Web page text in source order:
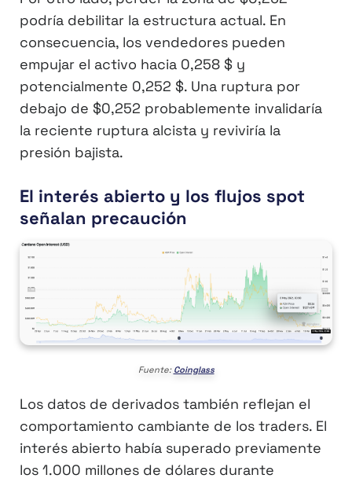
podría debilitar la estructura actual. En
consecuencia, los vendedores pueden
empujar el activo hacia 0,258 $ y
potencialmente 0,252 $. Una ruptura por
debajo de $0,252 probablemente invalidaría
la reciente ruptura alcista y reviviría la
presión bajista.
El interés abierto y los flujos spot
señalan precaución
Fuente: Coinglass
Los datos de derivados también reflejan el
comportamiento cambiante de los traders. El
interés abierto había superado previamente
los 1.000 millones de dólares durante